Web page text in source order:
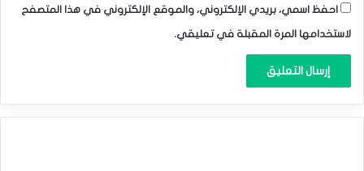
احفظ اسمي، بريدي الإلكتروني، والموقع الإلكتروني في هذا المتصفح
لاستخدامها المرة المقبلة في تعليقي.